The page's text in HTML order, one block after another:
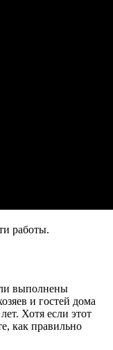
работы.
выполнены
и гостей дома
Хотя если этот
как правильно